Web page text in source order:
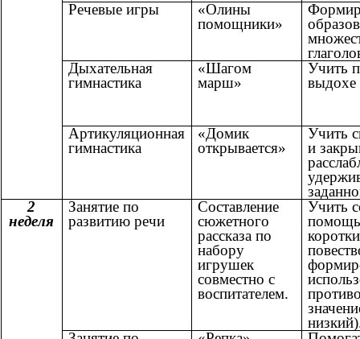
Речевые игры
«Олины
помощники»
Дыхательная
гимнастика
«Шагом
марш»
Учить
Артикуляционная
гимнастика
«Домик
открывается»
Учить
и
2
неделя
Занятие по
развитию речи
Составление
сюжетного
рассказа по
набору
игрушек
совместно с
воспитателем.
Учить